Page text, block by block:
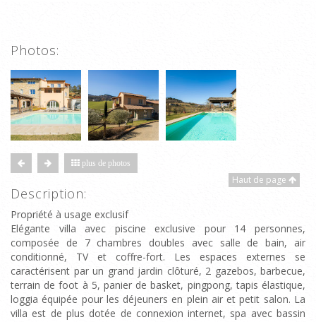
Photos:
plus de photos
Haut de page
Description:
Propriété à usage exclusif
Elégante villa avec piscine exclusive pour 14 personnes,
composée de 7 chambres doubles avec salle de bain, air
conditionné, TV et coffre-fort. Les espaces externes se
caractérisent par un grand jardin clôturé, 2 gazebos, barbecue,
terrain de foot à 5, panier de basket, pingpong, tapis élastique,
loggia équipée pour les déjeuners en plein air et petit salon. La
villa est de plus dotée de connexion internet, spa avec bassin